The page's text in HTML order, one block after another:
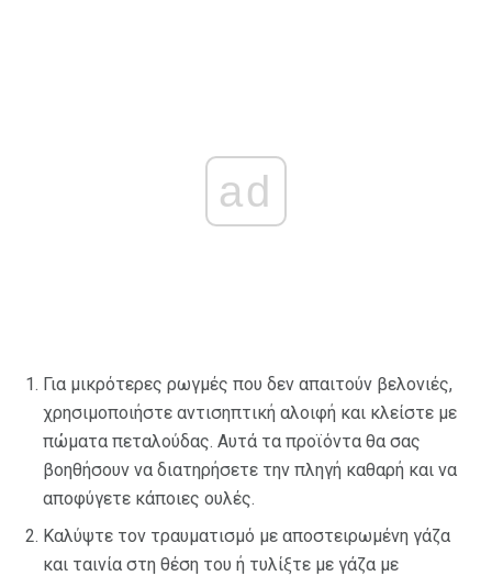
ad
Για μικρότερες ρωγμές που δεν απαιτούν βελονιές,
χρησιμοποιήστε αντισηπτική αλοιφή και κλείστε με
πώματα πεταλούδας. Αυτά τα προϊόντα θα σας
βοηθήσουν να διατηρήσετε την πληγή καθαρή και να
αποφύγετε κάποιες ουλές.
Καλύψτε τον τραυματισμό με αποστειρωμένη γάζα
και ταινία στη θέση του ή τυλίξτε με γάζα με